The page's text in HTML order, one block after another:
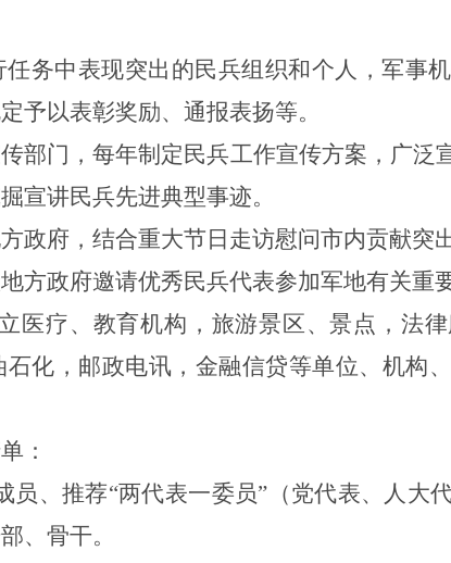
任务中表现突出的民兵组织和个人，军事
予以表彰奖励、通报表扬等。
部门，每年制定民兵工作宣传方案，广泛
宣讲民兵先进典型事迹。
政府，结合重大节日走访慰问市内贡献突
方政府邀请优秀民兵代表参加军地有关重
医疗、教育机构，旅游景区、景点，法
化，邮政电讯，金融信贷等单位、机构
：
员、推荐“两代表一委员” （党代表、人大
、 骨干。